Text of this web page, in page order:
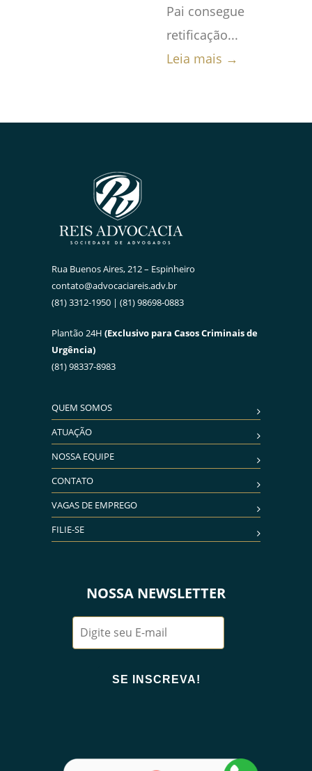
Pai consegue
retificação...
Leia mais →
Rua Buenos Aires, 212 – Espinheiro
contato@advocaciareis.adv.br
(81) 3312-1950 | (81) 98698-0883
Plantão 24H (Exclusivo para Casos Criminais de
Urgência)
(81) 98337-8983
QUEM SOMOS
ATUAÇÃO
NOSSA EQUIPE
CONTATO
VAGAS DE EMPREGO
FILIE-SE
NOSSA NEWSLETTER